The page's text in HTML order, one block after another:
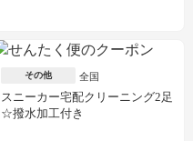
その他 全国
スニーカー宅配クリーニング2足
☆撥水加工付き